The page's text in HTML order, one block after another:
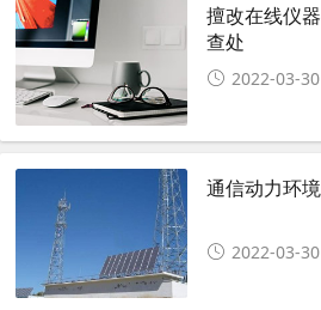
擅改在线仪
查处
2022-03-30
通信动力环
2022-03-30